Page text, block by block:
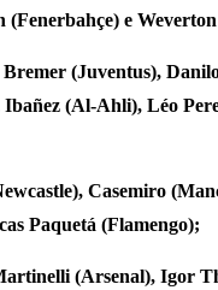
e
(Juventus),
(Al-Ahli), Léo
Casemiro
Paquetá (Flamengo);
(Arsenal), Igor